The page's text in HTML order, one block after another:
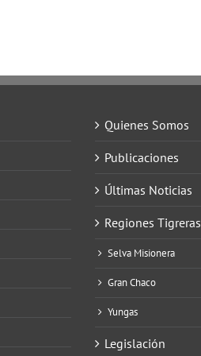
Quienes Somos
Publicaciones
Últimas Noticias
Regiones Tigreras
Selva Misionera
Gran Chaco
Yungas
Legislación